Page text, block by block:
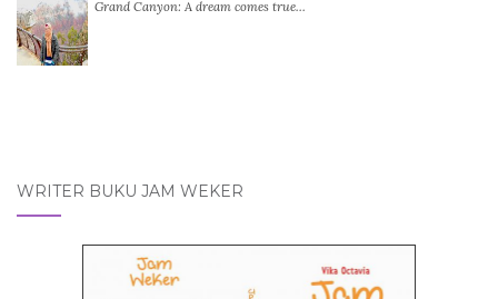
Grand Canyon: A dream comes true…
WRITER BUKU JAM WEKER